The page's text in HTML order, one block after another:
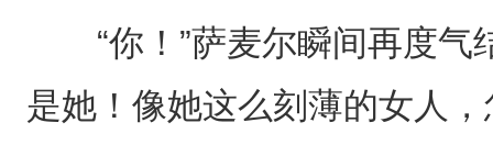
“你！”萨麦尔瞬间再度气
是她！像她这么刻薄的女人